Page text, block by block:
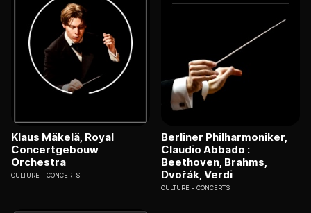
Klaus Mäkelä, Royal
Concertgebouw
Orchestra
CULTURE CONCERTS
Berliner Philharmoniker,
Claudio Abbado :
Beethoven, Brahms,
Dvořák, Verdi
CULTURE CONCERTS